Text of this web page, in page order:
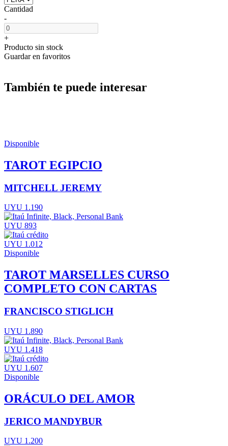
Cantidad
-
+
Producto sin stock
Guardar en favoritos
También te puede interesar
Disponible
TAROT EGIPCIO
MITCHELL JEREMY
UYU 1.190
UYU 893
UYU 1.012
Disponible
TAROT MARSELLES CURSO
COMPLETO CON CARTAS
FRANCISCO STIGLICH
UYU 1.890
UYU 1.418
UYU 1.607
Disponible
ORÁCULO DEL AMOR
JERICO MANDYBUR
UYU 1.200